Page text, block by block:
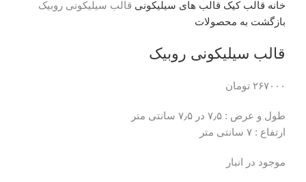
خانه قالب کیک قالب های سیلیکونی قالب سیلیکونی روبیک
بازگشت به محصولات
قالب سیلیکونی روبیک
۲۶۷۰۰۰ تومان
طول و عرض : ۷٫۵ در ۷٫۵ سانتی متر
ارتفاع : ۷ سانتی متر
موجود در انبار